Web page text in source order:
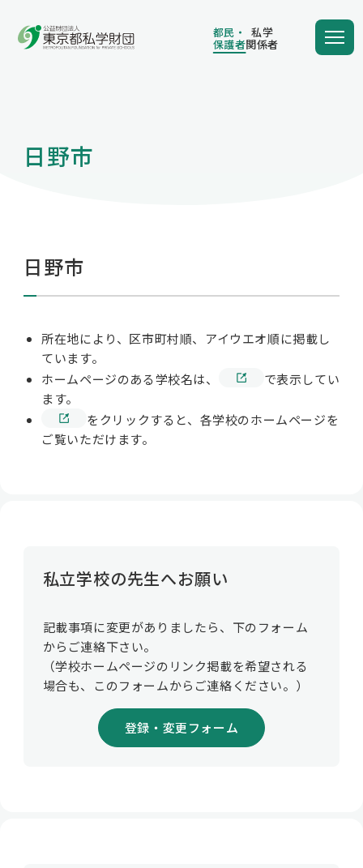
都民・
保護者
私学
関係者
学費の負担額が減る
私学財団について
日野市
日野市
所在地により、区市町村順、アイウエオ順に掲載し
ています。
ホームページのある学校名は、
で表示してい
ます。
をクリックすると、各学校のホームページを
ご覧いただけます。
私立学校の先生へお願い
記載事項に変更がありましたら、下のフォーム
からご連絡下さい。
（学校ホームページのリンク掲載を希望される
場合も、このフォームからご連絡ください。）
登録・変更フォーム